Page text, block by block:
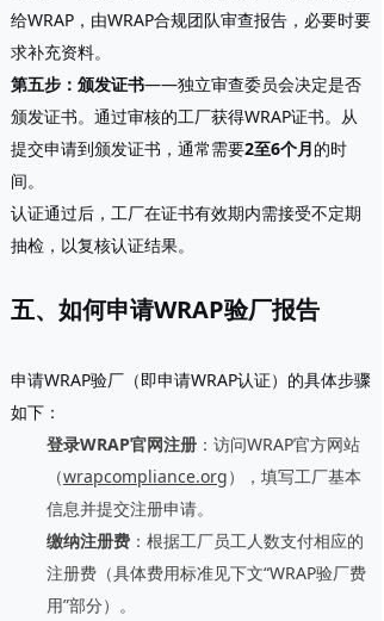
给WRAP，由WRAP合规团队审查报告，必要时要
求补充资料。
第五步：颁发证书——独立审查委员会决定是否
颁发证书。通过审核的工厂获得WRAP证书。从
提交申请到颁发证书，通常需要2至6个月的时
间。
认证通过后，工厂在证书有效期内需接受不定期
抽检，以复核认证结果。
五、如何申请WRAP验厂报告
申请WRAP验厂（即申请WRAP认证）的具体步骤
如下：
登录WRAP官网注册 ：访问WRAP官方网站
（wrapcompliance.org），填写工厂基本
信息并提交注册申请。
缴纳注册费 ：根据工厂员工人数支付相应的
注册费（具体费用标准见下文“WRAP验厂费
用”部分）。